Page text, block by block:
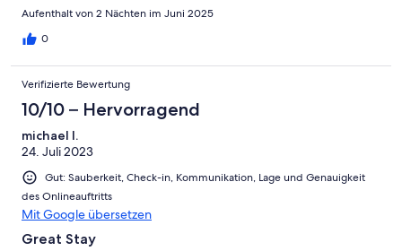
Aufenthalt von 2 Nächten im Juni 2025
0
Verifizierte Bewertung
10/10 – Hervorragend
michael l.
24. Juli 2023
Gut: Sauberkeit, Check-in, Kommunikation, Lage und Genauigkeit
des Onlineauftritts
Mit Google übersetzen
Great Stay